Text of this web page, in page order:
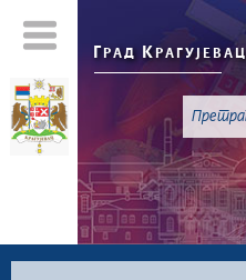
Г РАД К РАГУЈЕВАЦ